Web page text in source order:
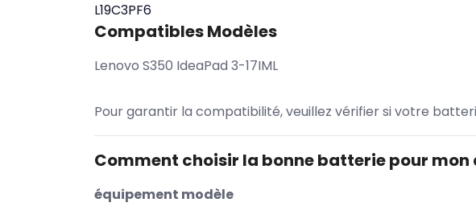
L19C3PF6
Compatibles Modèles
Lenovo S350 IdeaPad 3-17IML
Pour garantir la compatibilité, veuillez vérifier si votre
Comment choisir la bonne batterie pour mon
équipement modèle